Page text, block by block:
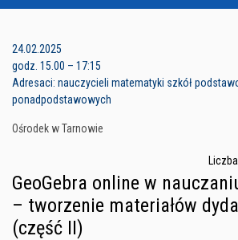
24.02.2025
godz. 15.00 – 17:15
Adresaci: nauczycieli matematyki szkół
ponadpodstawowych
Ośrodek w Tarnowie
GeoGebra online w
– tworzenie materiałów
(część II)